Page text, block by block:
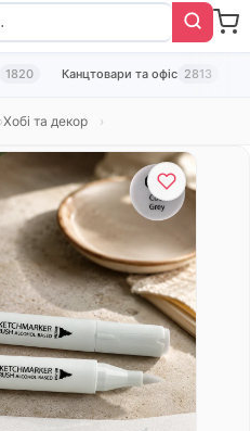
1820 Канцтовари та офіс 2813
Хобі та декор